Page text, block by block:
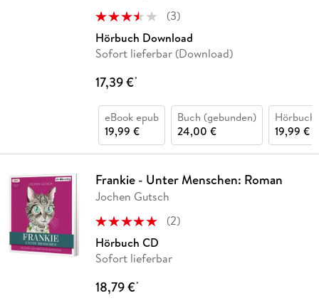
(3)
Hörbuch Download
Sofort lieferbar (Download)
17,39 €*
eBook epub
19,99 €
Buch (gebunden)
24,00 €
Hörbuch
19,99 €
Frankie - Unter Menschen: Roman
Jochen Gutsch
(2)
Hörbuch CD
Sofort lieferbar
18,79 €*